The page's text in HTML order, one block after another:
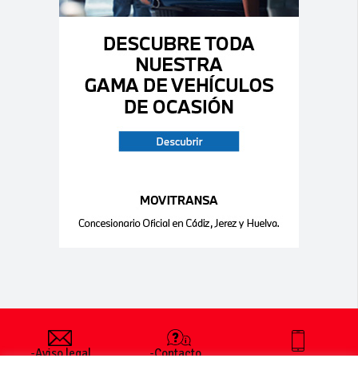
-Aviso legal
-Contacto
+34 627 35